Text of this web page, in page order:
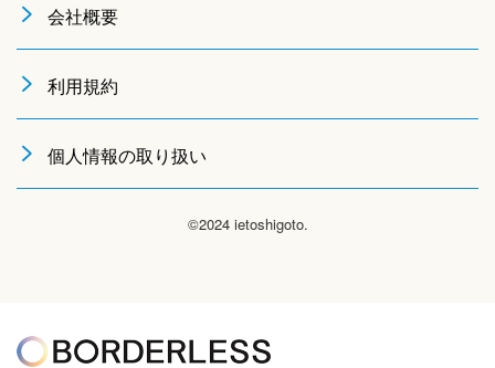
会社概要
利用規約
個人情報の取り扱い
©2024 ietoshigoto.